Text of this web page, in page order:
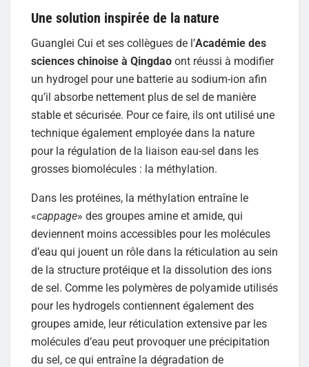
Une solution inspirée de la nature
Guanglei Cui et ses collègues de l’Académie des
sciences chinoise à Qingdao ont réussi à modifier
un hydrogel pour une batterie au sodium-ion afin
qu’il absorbe nettement plus de sel de manière
stable et sécurisée. Pour ce faire, ils ont utilisé une
technique également employée dans la nature
pour la régulation de la liaison eau-sel dans les
grosses biomolécules : la méthylation.
Dans les protéines, la méthylation entraîne le
«cappage» des groupes amine et amide, qui
deviennent moins accessibles pour les molécules
d’eau qui jouent un rôle dans la réticulation au sein
de la structure protéique et la dissolution des ions
de sel. Comme les polymères de polyamide utilisés
pour les hydrogels contiennent également des
groupes amide, leur réticulation extensive par les
molécules d’eau peut provoquer une précipitation
du sel, ce qui entraîne la dégradation de